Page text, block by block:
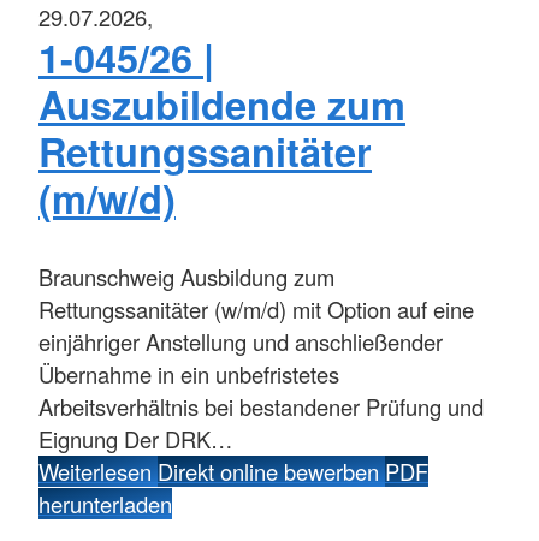
29.07.2026,
1-045/26 |
Auszubildende zum
Rettungssanitäter
(m/w/d)
Braunschweig Ausbildung zum
Rettungssanitäter (w/m/d) mit Option auf eine
einjähriger Anstellung und anschließender
Übernahme in ein unbefristetes
Arbeitsverhältnis bei bestandener Prüfung und
Eignung Der DRK…
WeiterlesenDirekt online bewerbenPDF
herunterladen